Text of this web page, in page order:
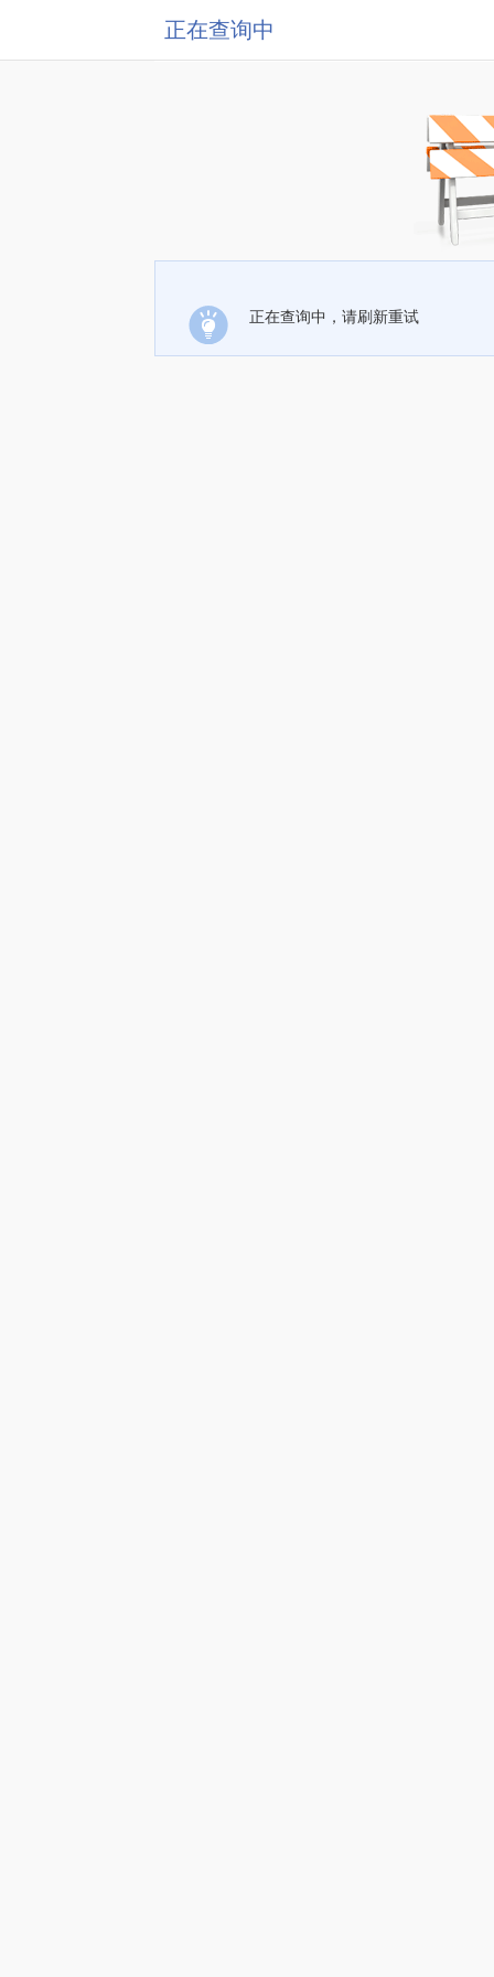
正在查询中
正在查询中，请刷新重试